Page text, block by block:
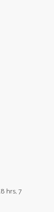
hrs, 7